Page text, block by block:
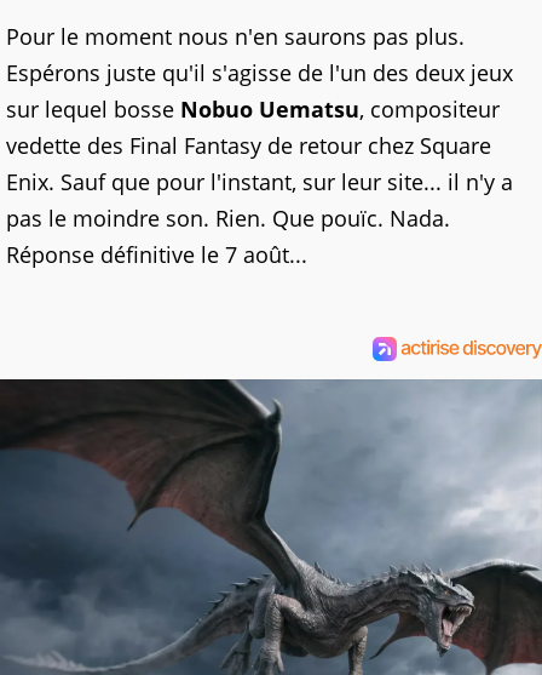
Pour le moment nous n'en saurons pas plus.
Espérons juste qu'il s'agisse de l'un des deux jeux
sur lequel bosse Nobuo Uematsu, compositeur
vedette des Final Fantasy de retour chez Square
Enix. Sauf que pour l'instant, sur leur site... il n'y a
pas le moindre son. Rien. Que pouïc. Nada.
Réponse définitive le 7 août...